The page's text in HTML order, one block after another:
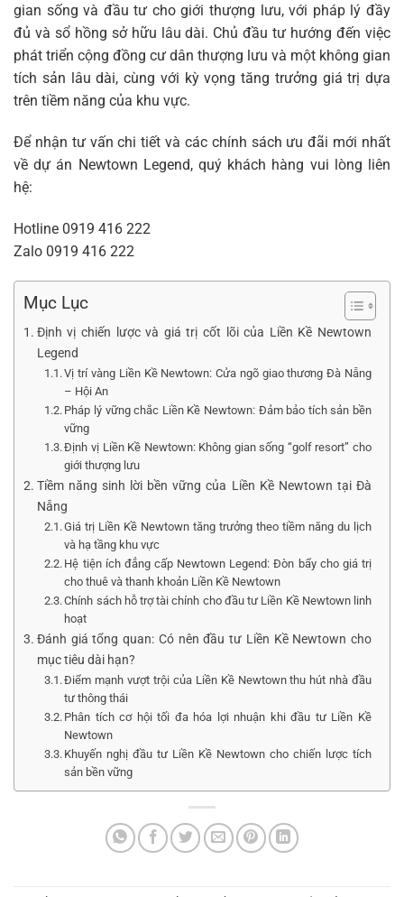
gian sống và đầu tư cho giới thượng lưu, với pháp lý đầy
đủ và sổ hồng sở hữu lâu dài. Chủ đầu tư hướng đến việc
phát triển cộng đồng cư dân thượng lưu và một không gian
tích sản lâu dài, cùng với kỳ vọng tăng trưởng giá trị dựa
trên tiềm năng của khu vực.
Để nhận tư vấn chi tiết và các chính sách ưu đãi mới nhất
về dự án Newtown Legend, quý khách hàng vui lòng liên
hệ:
Hotline 0919 416 222
Zalo 0919 416 222
Mục Lục
Định vị chiến lược và giá trị cốt lõi của Liền Kề Newtown
Legend
Vị trí vàng Liền Kề Newtown: Cửa ngõ giao thương Đà Nẵng
– Hội An
Pháp lý vững chắc Liền Kề Newtown: Đảm bảo tích sản bền
vững
Định vị Liền Kề Newtown: Không gian sống “golf resort” cho
giới thượng lưu
Tiềm năng sinh lời bền vững của Liền Kề Newtown tại Đà
Nẵng
Giá trị Liền Kề Newtown tăng trưởng theo tiềm năng du lịch
và hạ tầng khu vực
Hệ tiện ích đẳng cấp Newtown Legend: Đòn bẩy cho giá trị
cho thuê và thanh khoản Liền Kề Newtown
Chính sách hỗ trợ tài chính cho đầu tư Liền Kề Newtown linh
hoạt
Đánh giá tổng quan: Có nên đầu tư Liền Kề Newtown cho
mục tiêu dài hạn?
Điểm mạnh vượt trội của Liền Kề Newtown thu hút nhà đầu
tư thông thái
Phân tích cơ hội tối đa hóa lợi nhuận khi đầu tư Liền Kề
Newtown
Khuyến nghị đầu tư Liền Kề Newtown cho chiến lược tích
sản bền vững